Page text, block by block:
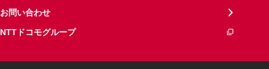
お問い合わせ
NTTドコモグループ